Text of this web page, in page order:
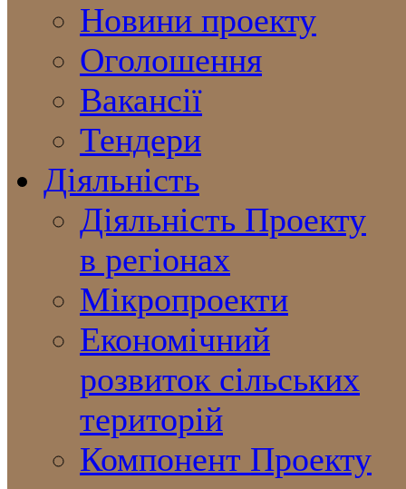
Новини проекту
Оголошення
Вакансії
Тендери
Діяльність
Діяльність Проекту
в регіонах
Мікропроекти
Економічний
розвиток сільських
територій
Компонент Проекту